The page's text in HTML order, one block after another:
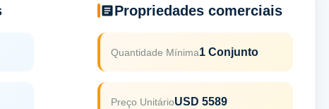
Propriedades comerciais
Quantidade Mínima1 Conjunto
Preço UnitárioUSD 5589